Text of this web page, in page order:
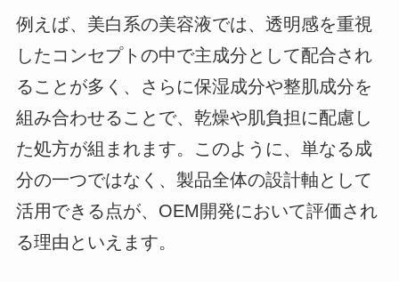
例えば、美白系の美容液では、透明感を重視
したコンセプトの中で主成分として配合され
ることが多く、さらに保湿成分や整肌成分を
組み合わせることで、乾燥や肌負担に配慮し
た処方が組まれます。このように、単なる成
分の一つではなく、製品全体の設計軸として
活用できる点が、OEM開発において評価され
る理由といえます。